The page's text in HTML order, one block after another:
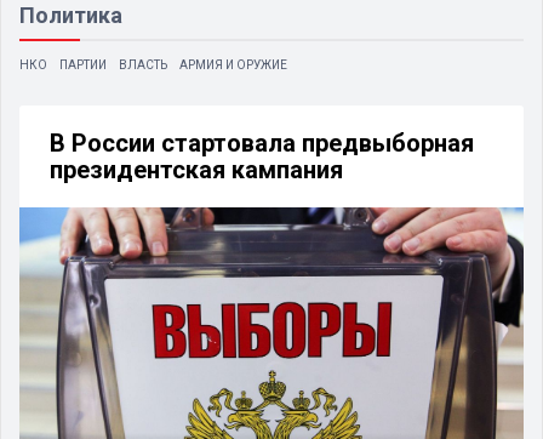
Политика
НКО ПАРТИИ ВЛАСТЬ АРМИЯ И ОРУЖИЕ
В России стартовала предвыборная
президентская кампания